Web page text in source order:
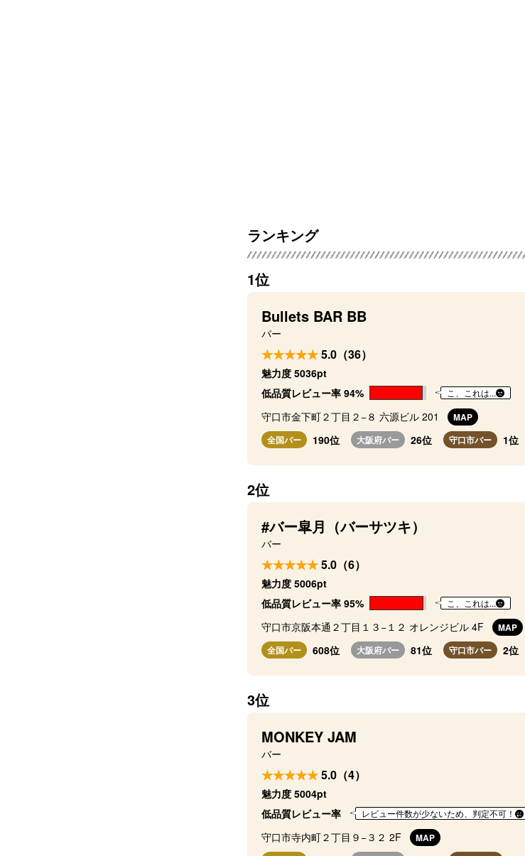
ランキング
1位
Bullets BAR BB
バー
5.0（36）
魅力度 5036pt
低品質レビュー率 94%
こ、これは...
守口市金下町２丁目２−８ 六源ビル 201
MAP
全国バー
190位 大阪府バー 26位 守口市バー 1位
2位
#バー皐月（バーサツキ）
バー
5.0（6）
魅力度 5006pt
低品質レビュー率 95%
こ、これは...
守口市京阪本通２丁目１３−１２ オレンジビル 4F
MAP
全国バー
608位 大阪府バー 81位 守口市バー 2位
3位
MONKEY JAM
バー
5.0（4）
魅力度 5004pt
低品質レビュー率
レビュー件数が少ないため、判定不可！
守口市寺内町２丁目９−３２ 2F
MAP